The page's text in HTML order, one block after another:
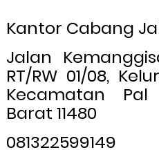
Kantor Cabang
Jalan
RT/RW 01/08,
Kecamatan
Barat 11480
081322599149